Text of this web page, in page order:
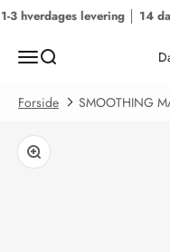
Spring til indholdlevering │ 14
MenuSøg
Forside SMOOTHING
Zoom